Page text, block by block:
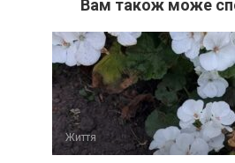
Вам також може
Життя